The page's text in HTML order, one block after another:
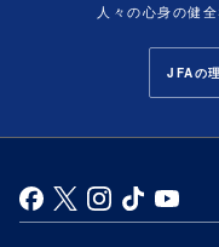
人々の心身の健
JFAの